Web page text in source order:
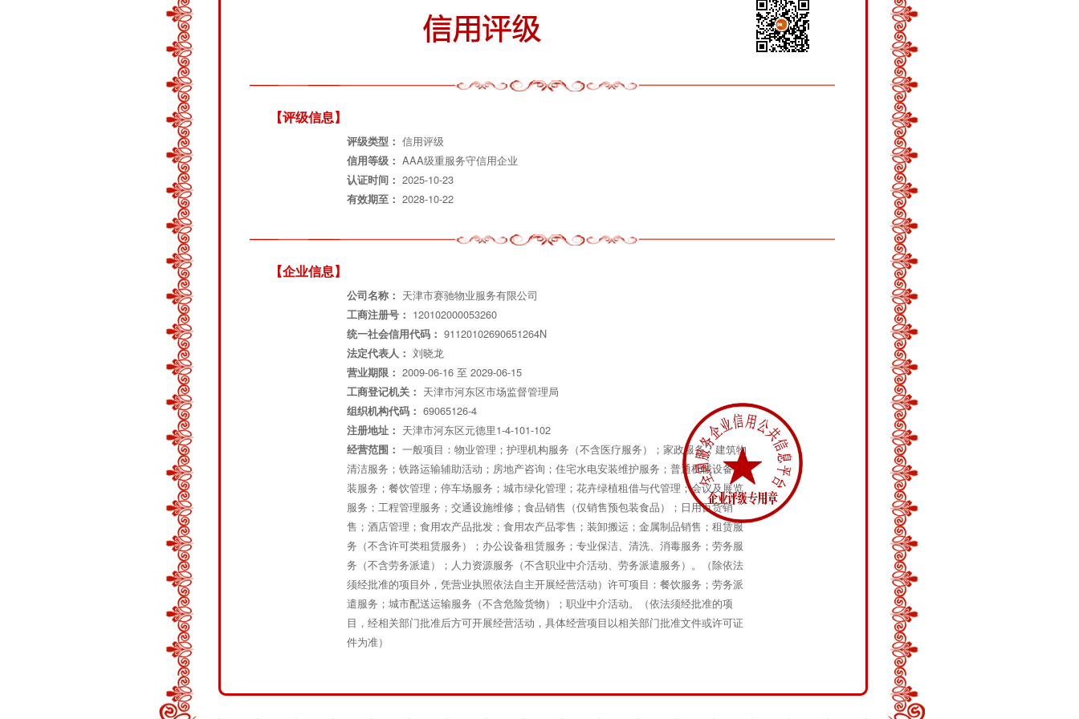
【评级信息】
评级类型： 信用评级
信用等级： AAA级重服务守信用企业
认证时间： 2025-10-23
有效期至： 2028-10-22
【企业信息】
公司名称： 天津市赛驰物业服务有限公司
工商注册号： 120102000053260
统一社会信用代码： 91120102690651264N
法定代表人： 刘晓龙
营业期限： 2009-06-16 至 2029-06-15
工商登记机关： 天津市河东区市场监督管理局
组织机构代码： 69065126-4
注册地址： 天津市河东区元德里1-4-101-102
经营范围： 一般项目：物业管理；护理机构服务（不含医疗服务）；家政服务；建筑物
清洁服务；铁路运输辅助活动；房地产咨询；住宅水电安装维护服务；普通机械设备安
装服务；餐饮管理；停车场服务；城市绿化管理；花卉绿植租借与代管理；会议及展览
服务；工程管理服务；交通设施维修；食品销售（仅销售预包装食品）；日用百货销
售；酒店管理；食用农产品批发；食用农产品零售；装卸搬运；金属制品销售；租赁服
务（不含许可类租赁服务）；办公设备租赁服务；专业保洁、清洗、消毒服务；劳务服
务（不含劳务派遣）；人力资源服务（不含职业中介活动、劳务派遣服务）。（除依法
须经批准的项目外，凭营业执照依法自主开展经营活动）许可项目：餐饮服务；劳务派
遣服务；城市配送运输服务（不含危险货物）；职业中介活动。（依法须经批准的项
目，经相关部门批准后方可开展经营活动，具体经营项目以相关部门批准文件或许可证
件为准）